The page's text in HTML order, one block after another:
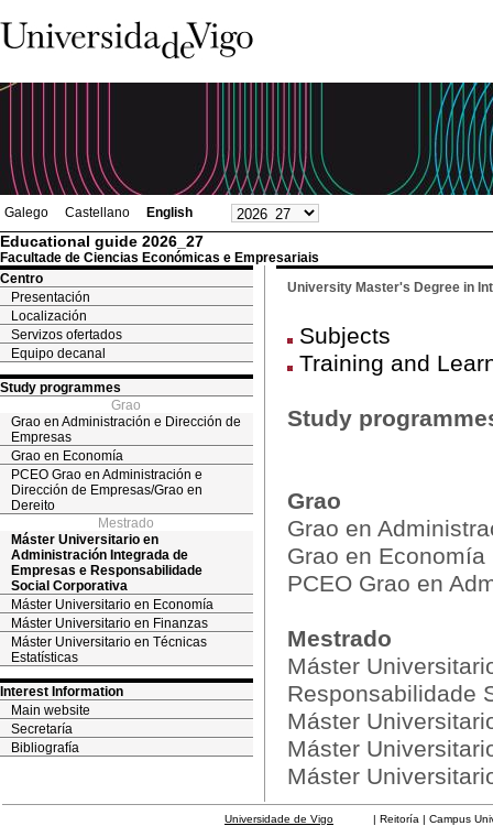
Galego Castellano English
Educational guide 2026_27
Facultade de Ciencias Económicas e Empresariais
Centro
Presentación
Localización
Servizos ofertados
Equipo decanal
Study programmes
Grao
Grao en Administración e Dirección de
Empresas
Grao en Economía
PCEO Grao en Administración e
Dirección de Empresas/Grao en
Dereito
Mestrado
Máster Universitario en
Administración Integrada de
Empresas e Responsabilidade
Social Corporativa
Máster Universitario en Economía
Máster Universitario en Finanzas
Máster Universitario en Técnicas
Estatísticas
Interest Information
Main website
Secretaría
Bibliografía
University Master's Degree in
Subjects
Training and
Study
Grao
Grao en
Grao en Economía
PCEO Grao en
Mestrado
Máster
Responsabilidade
Máster
Máster
Máster
Universidade de Vigo | Reitoría | Campus